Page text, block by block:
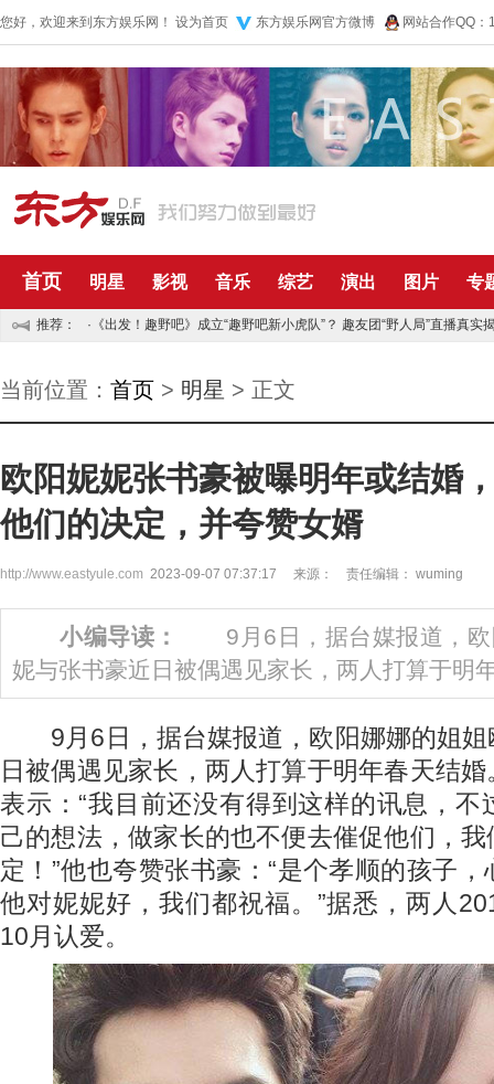
您好，欢迎来到东方娱乐网！ 设为首页 东方娱乐网官方微博 网站合作QQ
首页 明星 影视 音乐 综艺 演出 图片 专
推荐： · 《出发！趣野吧》成立“趣野吧新小虎队”？ 趣友团“野人局”直播真实
当前位置： 首页 > 明星 > 正文
欧阳妮妮张书豪被曝明年或结婚
他们的决定，并夸赞女婿
http://www.eastyule.com 2023-09-07 07:37:17 来源： 责任编辑： wuming
小编导读：
9月6日，据台媒报道，欧
妮与张书豪近日被偶遇见家长，两人打算于明
9月6日，据台媒报道，欧阳娜娜的姐姐
日被偶遇见家长，两人打算于明年春天结
表示：“我目前还没有得到这样的讯息，不
己的想法，做家长的也不便去催促他们，
定！”他也夸赞张书豪：“是个孝顺的孩子
他对妮妮好，我们都祝福。”据悉，两人
10月认爱。